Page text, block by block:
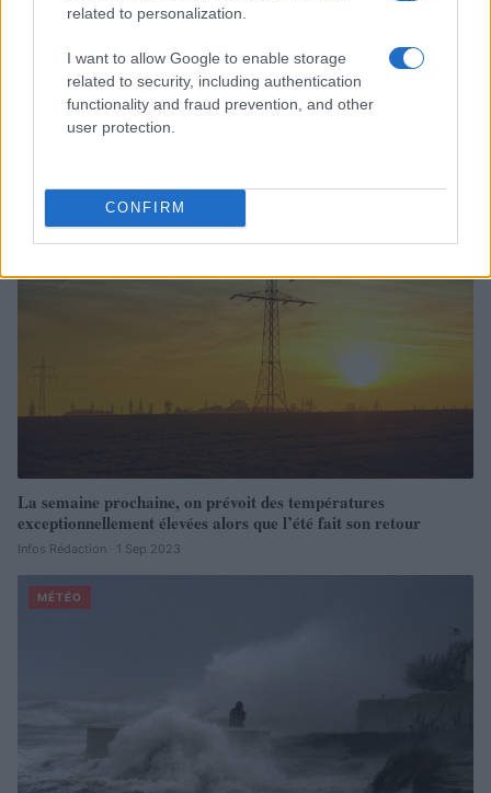
related to personalization.
I want to allow Google to enable storage
related to security, including authentication
functionality and fraud prevention, and other
user protection.
CONFIRM
La semaine prochaine, on prévoit des températures
exceptionnellement élevées alors que l’été fait son retour
Infos Rédaction · 1 Sep 2023
MÉTÉO